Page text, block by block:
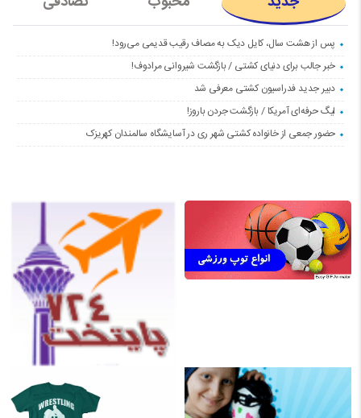
پس از هشت سال، کایل دیک به مصاف رقیب قدیمی می‌رود!
خبر جالب برای دنیای کشتی / بازگشت شیروانی مرادوف!
دبیر جدید فدراسیون کشتی معرفی شد
لیگ حرفه‌ای آمریکا / بازگشت جردن باروز!
حضور جمعی از خانواده کشتی شهر ری در آسایشگاه سالمندان کهریزک